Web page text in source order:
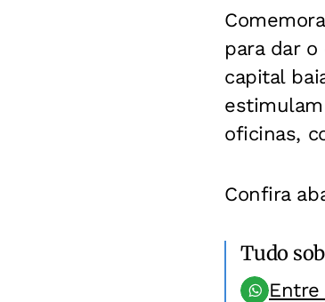
para dar
capital
oficinas,
Confira
Tudo